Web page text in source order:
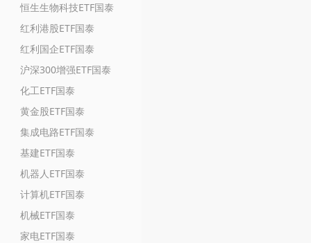
恒生生物科技ETF国泰
红利港股ETF国泰
红利国企ETF国泰
沪深300增强ETF国泰
化工ETF国泰
黄金股ETF国泰
集成电路ETF国泰
基建ETF国泰
机器人ETF国泰
计算机ETF国泰
机械ETF国泰
家电ETF国泰